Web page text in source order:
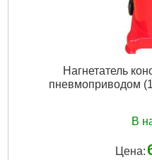
Нагнетатель
пневмоприводом
В
Цена: